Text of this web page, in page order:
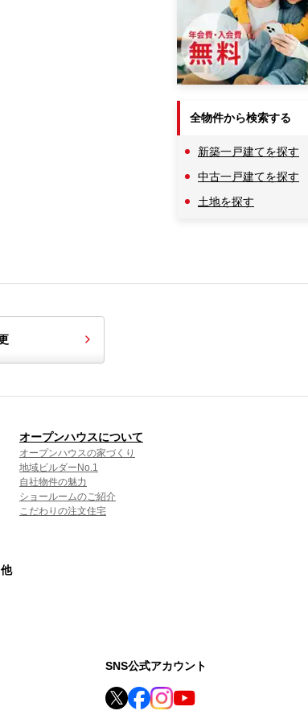
全物件から検索する
新築一戸建てを探す
中古一戸建てを探す
土地を探す
オープンハウスについて
オープンハウスの家づくり
地域ビルダーNo.1
自社物件の魅力
ショールームのご紹介
こだわりの注文住宅
SNS公式アカウント